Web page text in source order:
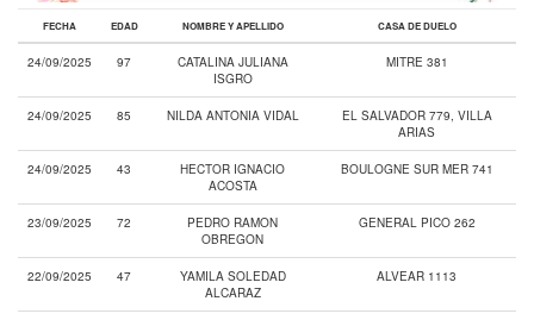
FECHA EDAD NOMBRE Y APELLIDO CASA DE DUELO
24/09/2025 97
CATALINA JULIANA
ISGRO
MITRE 381
24/09/2025 85 NILDA ANTONIA VIDAL
EL SALVADOR 779, VILLA
ARIAS
24/09/2025 43
HECTOR IGNACIO
ACOSTA
BOULOGNE SUR MER 741
23/09/2025 72
PEDRO RAMON
OBREGON
GENERAL PICO 262
22/09/2025 47
YAMILA SOLEDAD
ALCARAZ
ALVEAR 1113